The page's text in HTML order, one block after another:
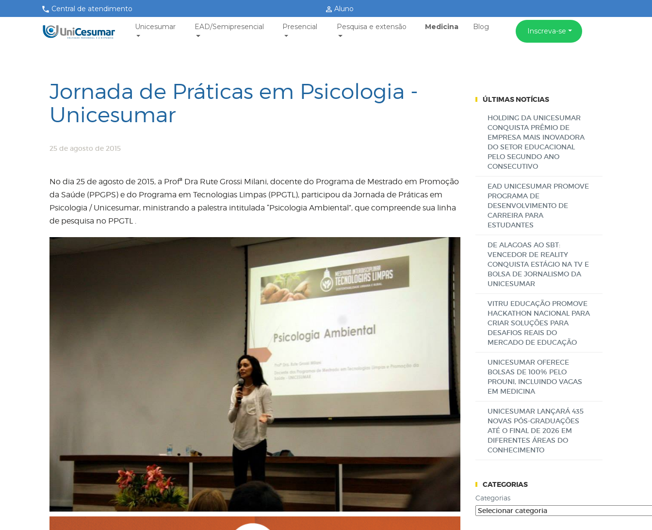
Central de atendimento Aluno
Unicesumar EAD/Semipresencial Presencial Pesquisa e extensão Medicina Blog Inscreva-se
Jornada de Práticas em Psicologia -
Unicesumar
25 de agosto de 2015
No dia 25 de agosto de 2015, a Profª Dra Rute Grossi Milani, docente do Programa de Mestrado em Promoção
da Saúde (PPGPS) e do Programa em Tecnologias Limpas (PPGTL), participou da Jornada de Práticas em
Psicologia / Unicesumar, ministrando a palestra intitulada “Psicologia Ambiental”, que compreende sua linha
de pesquisa no PPGTL .
ÚLTIMAS NOTÍCIAS
HOLDING DA UNICESUMAR
CONQUISTA PRÊMIO DE
EMPRESA MAIS INOVADORA
DO SETOR EDUCACIONAL
PELO SEGUNDO ANO
CONSECUTIVO
EAD UNICESUMAR PROMOVE
PROGRAMA DE
DESENVOLVIMENTO DE
CARREIRA PARA
ESTUDANTES
DE ALAGOAS AO SBT:
VENCEDOR DE REALITY
CONQUISTA ESTÁGIO NA TV E
BOLSA DE JORNALISMO DA
UNICESUMAR
VITRU EDUCAÇÃO PROMOVE
HACKATHON NACIONAL PARA
CRIAR SOLUÇÕES PARA
DESAFIOS REAIS DO
MERCADO DE EDUCAÇÃO
UNICESUMAR OFERECE
BOLSAS DE 100% PELO
PROUNI, INCLUINDO VAGAS
EM MEDICINA
UNICESUMAR LANÇARÁ 435
NOVAS PÓS-GRADUAÇÕES
ATÉ O FINAL DE 2026 EM
DIFERENTES ÁREAS DO
CONHECIMENTO
CATEGORIAS
Categorias